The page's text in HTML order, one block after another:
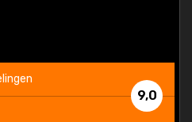
9,0